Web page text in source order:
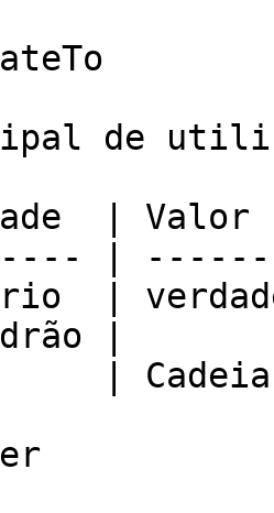
de
|
|
|
|
| Cadeia